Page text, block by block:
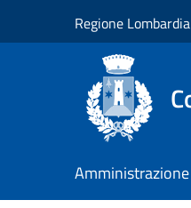
Regione Lombardia
Amministrazione